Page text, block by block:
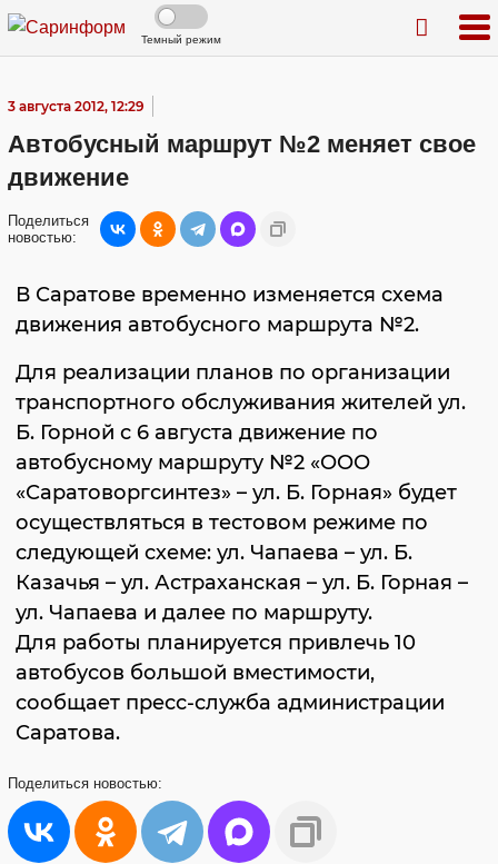
Темный режим
3 августа 2012, 12:29
Автобусный маршрут №2 меняет свое
движение
Поделиться
новостью:
В Саратове временно изменяется схема
движения автобусного маршрута №2.
Для реализации планов по организации
транспортного обслуживания жителей ул.
Б. Горной с 6 августа движение по
автобусному маршруту №2 «ООО
«Саратоворгсинтез» – ул. Б. Горная» будет
осуществляться в тестовом режиме по
следующей схеме: ул. Чапаева – ул. Б.
Казачья – ул. Астраханская – ул. Б. Горная –
ул. Чапаева и далее по маршруту.
Для работы планируется привлечь 10
автобусов большой вместимости,
сообщает пресс-служба администрации
Саратова.
Поделиться новостью: